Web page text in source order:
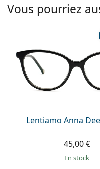
Marc Jacobs
Prada
Toutes les marques
02 446 01 11
Vous pourriez
Lentiamo Anna
45,00 €
en stock